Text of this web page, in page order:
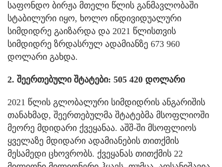
საფონდო ბირჟა მთელი წლის განმავლობაში
სტაბილური იყო, ხოლო ინდივიდუალური
სიმდიდრე გაიზარდა და 2021 წლისთვის
სიმდიდრე ზრდასრულ ადამიანზე 673 960
დოლარი გახდა.
2. შეერთებული შტატები: 505 420 დოლარი
2021 წლის გლობალური სიმდიდრის ანგარიშის
თანახმად, შეერთებულმა შტატებმა მსოფლიოში
მეორე მდიდარი ქვეყანაა. აშშ-ში მსოფლიოს
ყველაზე მდიდარი ადამიანების თითქმის
მესამედი ცხოვრობს. ქვეყანას თითქმის 22